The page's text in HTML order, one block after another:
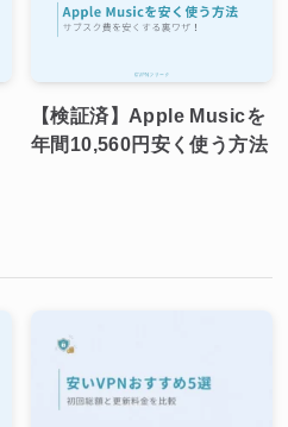
【検証済】Apple Musicを
年間10,560円安く使う方法